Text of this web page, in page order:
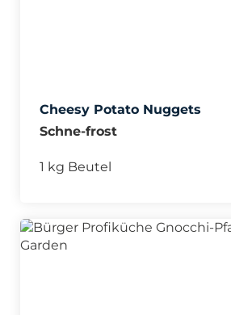
Cheesy Potato Nuggets
Schne-frost
1 kg Beutel